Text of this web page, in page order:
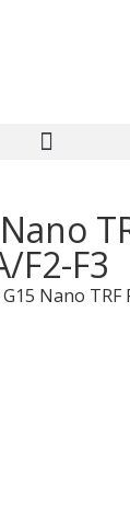
F2-F3
Nano TRF